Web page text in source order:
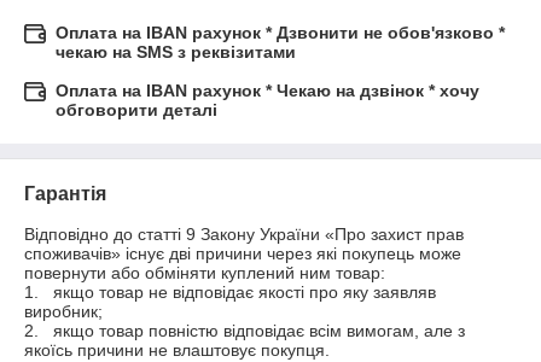
Оплата на IBAN рахунок * Дзвонити не обов'язково *
чекаю на SMS з реквізитами
Оплата на IBAN рахунок * Чекаю на дзвінок * хочу
обговорити деталі
Гарантія
Відповідно до статті 9 Закону України «Про захист прав
споживачів» існує дві причини через які покупець може
повернути або обміняти куплений ним товар:
1.   якщо товар не відповідає якості про яку заявляв
виробник;
2.   якщо товар повністю відповідає всім вимогам, але з
якоїсь причини не влаштовує покупця.